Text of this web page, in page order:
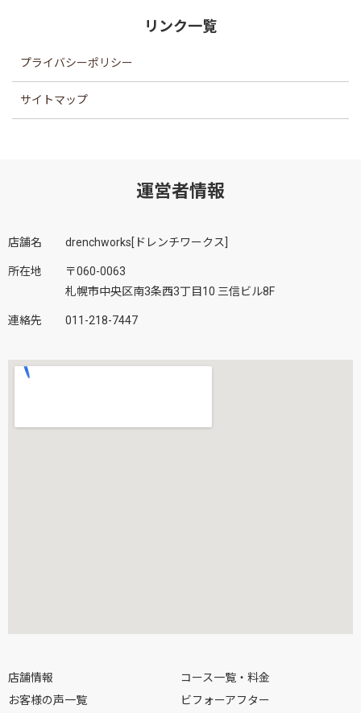
リンク一覧
プライバシーポリシー
サイトマップ
運営者情報
店舗名 drenchworks[ドレンチワークス]
所在地
〒060-0063
札幌市中央区南3条西3丁目10 三信ビル8F
連絡先 011-218-7447
店舗情報
コース一覧・料金
お客様の声一覧
ビフォーアフター